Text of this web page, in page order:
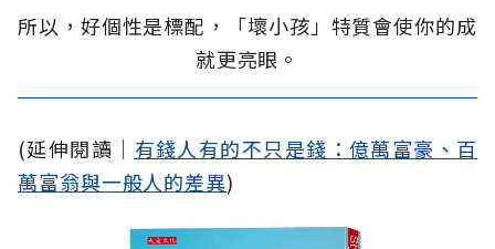
所以，好個性是標配，「壞小孩」特質會使你的成
就更亮眼。
(延伸閱讀│ 有錢人有的不只是錢：億萬富豪、百
萬富翁與一般人的差異)